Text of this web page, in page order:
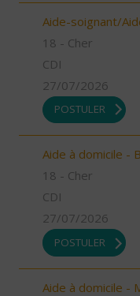
Aide-soignant/
18 - Cher
CDI
27/07/2026
POSTULER
Aide à domicile -
18 - Cher
CDI
27/07/2026
POSTULER
Aide à domicile -